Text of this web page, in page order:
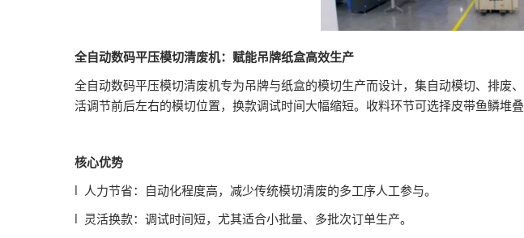
全自动数码平压模切清废机：赋能吊牌纸盒高效生产
全自动数码平压模切清废机专为吊牌与纸盒的模切生产而设计，集自动模切、排
活调节前后左右的模切位置，换款调试时间大幅缩短。收料环节可选择皮带鱼鳞堆
核心优势
l 人力节省：自动化程度高，减少传统模切清废的多工序人工参与。
l 灵活换款：调试时间短，尤其适合小批量、多批次订单生产。